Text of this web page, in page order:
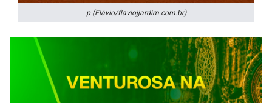
p (Flávio/flaviojjardim.com.br)